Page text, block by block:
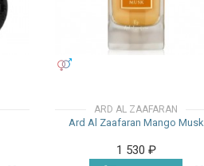
ARD AL ZAAFARAN
Ard Al Zaafaran Mango Musk
1 530 ₽